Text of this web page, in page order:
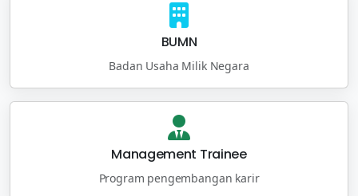
BUMN
Badan Usaha Milik Negara
Management Trainee
Program pengembangan karir